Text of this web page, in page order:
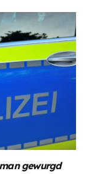
gewurgd